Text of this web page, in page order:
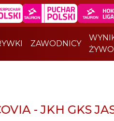
ZAWODNICY
ŻYWO
- JKH GKS